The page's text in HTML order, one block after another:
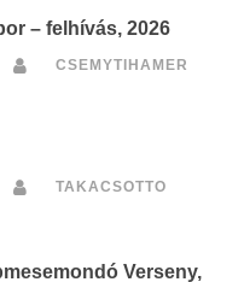
– felhívás, 2026
CSEMYTIHAMER
TAKACSOTTO
Verseny,